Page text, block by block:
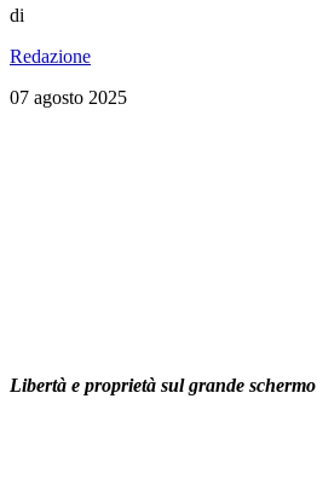
di
Redazione
07 agosto 2025
Libertà e proprietà sul grande schermo